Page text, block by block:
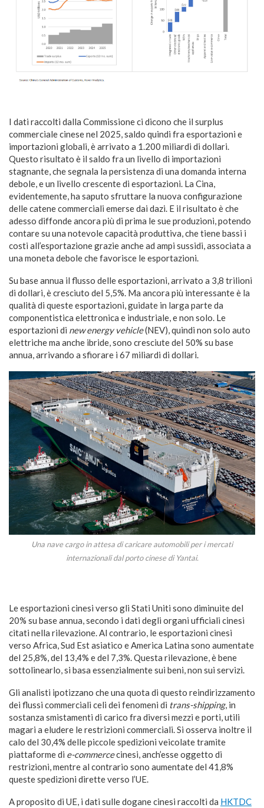
I dati raccolti dalla Commissione ci dicono che il surplus
commerciale cinese nel 2025, saldo quindi fra esportazioni e
importazioni globali, è arrivato a 1.200 miliardi di dollari.
Questo risultato è il saldo fra un livello di importazioni
stagnante, che segnala la persistenza di una domanda interna
debole, e un livello crescente di esportazioni. La Cina,
evidentemente, ha saputo sfruttare la nuova configurazione
delle catene commerciali emerse dai dazi. E il risultato è che
adesso diffonde ancora più di prima le sue produzioni, potendo
contare su una notevole capacità produttiva, che tiene bassi i
costi all’esportazione grazie anche ad ampi sussidi, associata a
una moneta debole che favorisce le esportazioni.
Su base annua il flusso delle esportazioni, arrivato a 3,8 trilioni
di dollari, è cresciuto del 5,5%. Ma ancora più interessante è la
qualità di queste esportazioni, guidate in larga parte da
componentistica elettronica e industriale, e non solo. Le
esportazioni di new energy vehicle(NEV), quindi non solo auto
elettriche ma anche ibride, sono cresciute del 50% su base
annua, arrivando a sfiorare i 67 miliardi di dollari.
Una nave cargo in attesa di caricare automobili per i mercati
internazionali dal porto cinese di Yantai.
Le esportazioni cinesi verso gli Stati Uniti sono diminuite del
20% su base annua, secondo i dati degli organi ufficiali cinesi
citati nella rilevazione. Al contrario, le esportazioni cinesi
verso Africa, Sud Est asiatico e America Latina sono aumentate
del 25,8%, del 13,4% e del 7,3%. Questa rilevazione, è bene
sottolinearlo, si basa essenzialmente sui beni, non sui servizi.
Gli analisti ipotizzano che una quota di questo reindirizzamento
dei flussi commerciali celi dei fenomeni di trans-shipping, in
sostanza smistamenti di carico fra diversi mezzi e porti, utili
magari a eludere le restrizioni commerciali. Si osserva inoltre il
calo del 30,4% delle piccole spedizioni veicolate tramite
piattaforme di e-commercecinesi, anch’esse oggetto di
restrizioni, mentre al contrario sono aumentate del 41,8%
queste spedizioni dirette verso l’UE.
A proposito di UE, i dati sulle dogane cinesi raccolti da HKTDC